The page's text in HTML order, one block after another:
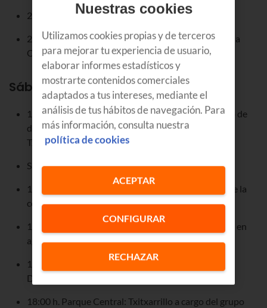
22:15 h. Ayuntamiento: Recibimiento a MENTXU.
23:00 h. Escenario central: Concierto-Verbena con la
ORQUESTA DIAMANTE SHOW.
Sábado, 11 de julio 2026
12:00 h. Kalejira de CABEZUDOS a cargo del grupo de
danzas Mendi Alde, acompañados por la Banda de
Txistularis “Itsasalde Txistulari Taldea” de
Santurtzi. Salida desde el Ayuntamiento.
13:00 h. Calle peatonal: Teatro de calle “Baboom” de la
compañía XABI LARREA.
14:00 h. XI Travesía La Sardina. 11ª Copa de España en
aguas abiertas.
17:00 h. Calle peatonal: Jornada de visibilidad del
Deporte Adaptado.
18:00 h. Parque Central: Txitxarrillo a cargo del grupo
Nuestras cookies
Utilizamos cookies propias y de terceros
para mejorar tu experiencia de usuario,
elaborar informes estadísticos y
mostrarte contenidos comerciales
adaptados a tus intereses, mediante el
análisis de tus hábitos de navegación. Para
más información, consulta nuestra
política de cookies
CONFIGURAR
RECHAZAR
ACEPTAR